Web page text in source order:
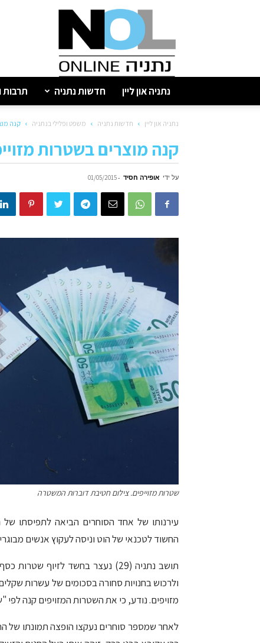
נתניה
נתניה און ליין חדשות נתניה תרבות
נתניה און ליין חדשות נתניה משפט ופלילי בנתניה קנה
קנה מוצרים בשטרות
על ידי אופירה חסיד -
01/05/2015
שטרות מזוייפים. צילום חטיבת דוברות המשטרה
עירנותו של אחד הסוחרים הביאה לתפיסתו
החשוד לטכנאי של הוט וניסה לעקוץ אנשים
תושב נתניה (29) נעצר בחשד
מזויפים. נודע, כי את השטרות המזויפים קנה לפי "שער" של 32 שקלים לשטר
לאחר שמספר סוחרים נעקצו הופצה תמונתו של